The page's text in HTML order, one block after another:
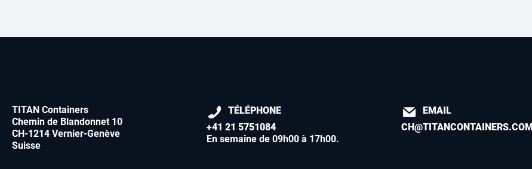
TITAN Containers
Chemin de Blandonnet 10
CH-1214 Vernier-Genève
Suisse
TÉLÉPHONE
+41 21 5751084
En semaine de 09h00 à 17h00.
EMAIL
CH@TITANCONTAINERS.COM